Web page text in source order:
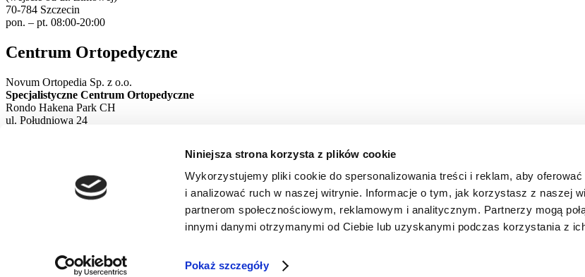
Niniejsza strona korzysta z plików cookie
Wykorzystujemy pliki cookie do spersonalizowania treści i reklam, aby oferować
i analizować ruch w naszej witrynie. Informacje o tym, jak korzystasz z naszej
partnerom społecznościowym, reklamowym i analitycznym. Partnerzy mogą
innymi danymi otrzymanymi od Ciebie lub uzyskanymi podczas korzystania z ich
Pokaż szczegóły
70-784 Szczecin
pon. – pt. 08:00-20:00
Centrum Ortopedyczne
Novum Ortopedia Sp. z o.o.
Specjalistyczne Centrum Ortopedyczne
Rondo Hakena Park CH
ul. Południowa 24
ORTOPEDIA. All rights reserved